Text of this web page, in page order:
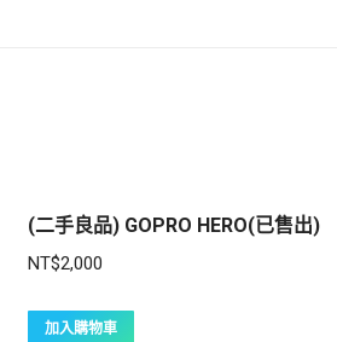
(二手良品) GOPRO HERO(已售出)
NT$2,000
加入購物車